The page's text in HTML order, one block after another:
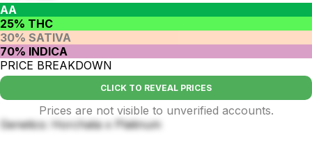
AA
25% THC
30% SATIVA
70% INDICA
PRICE BREAKDOWN
CLICK TO REVEAL PRICES
Prices are not visible to unverified accounts.
Genetics: Horchata x Platinum